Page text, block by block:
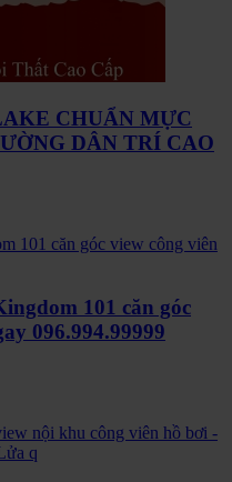
CHUẨN MỰC
DÂN TRÍ CAO
101 căn góc
096.994.99999